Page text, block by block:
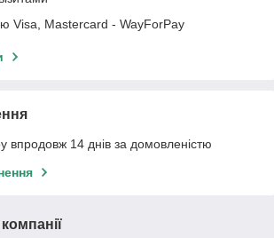
Visa, Mastercard - WayForPay
впродовж 14 днів за домовленістю